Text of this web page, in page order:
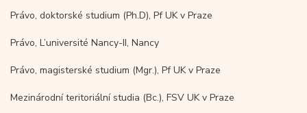
Právo, doktorské studium (Ph.D), Pf UK v Praze
Právo, L’université Nancy-II, Nancy
Právo, magisterské studium (Mgr.), Pf UK v Praze
Mezinárodní teritoriální studia (Bc.), FSV UK v Praze